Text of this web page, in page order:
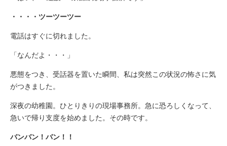
・・・・ツーツーツー
電話はすぐに切れました。
「なんだよ・・・」
悪態をつき、受話器を置いた瞬間、私は突然この状況の怖さに気
がつきました。
深夜の幼稚園。ひとりきりの現場事務所。急に恐ろしくなって、
急いで帰り支度を始めました。その時です。
バンバン！バン！！